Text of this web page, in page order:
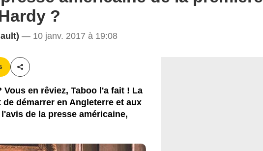
?
— 10 janv. 2017 à 19:08
Partager cet article
en rêviez, Taboo l'a fait ! La
démarrer en Angleterre et aux
de la presse américaine,